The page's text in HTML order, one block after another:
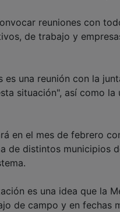
reuniones con
de trabajo y
una reunión con la
situación", así como
en el mes de febrero
de distintos municipios
es una idea que la
de campo y en fechas